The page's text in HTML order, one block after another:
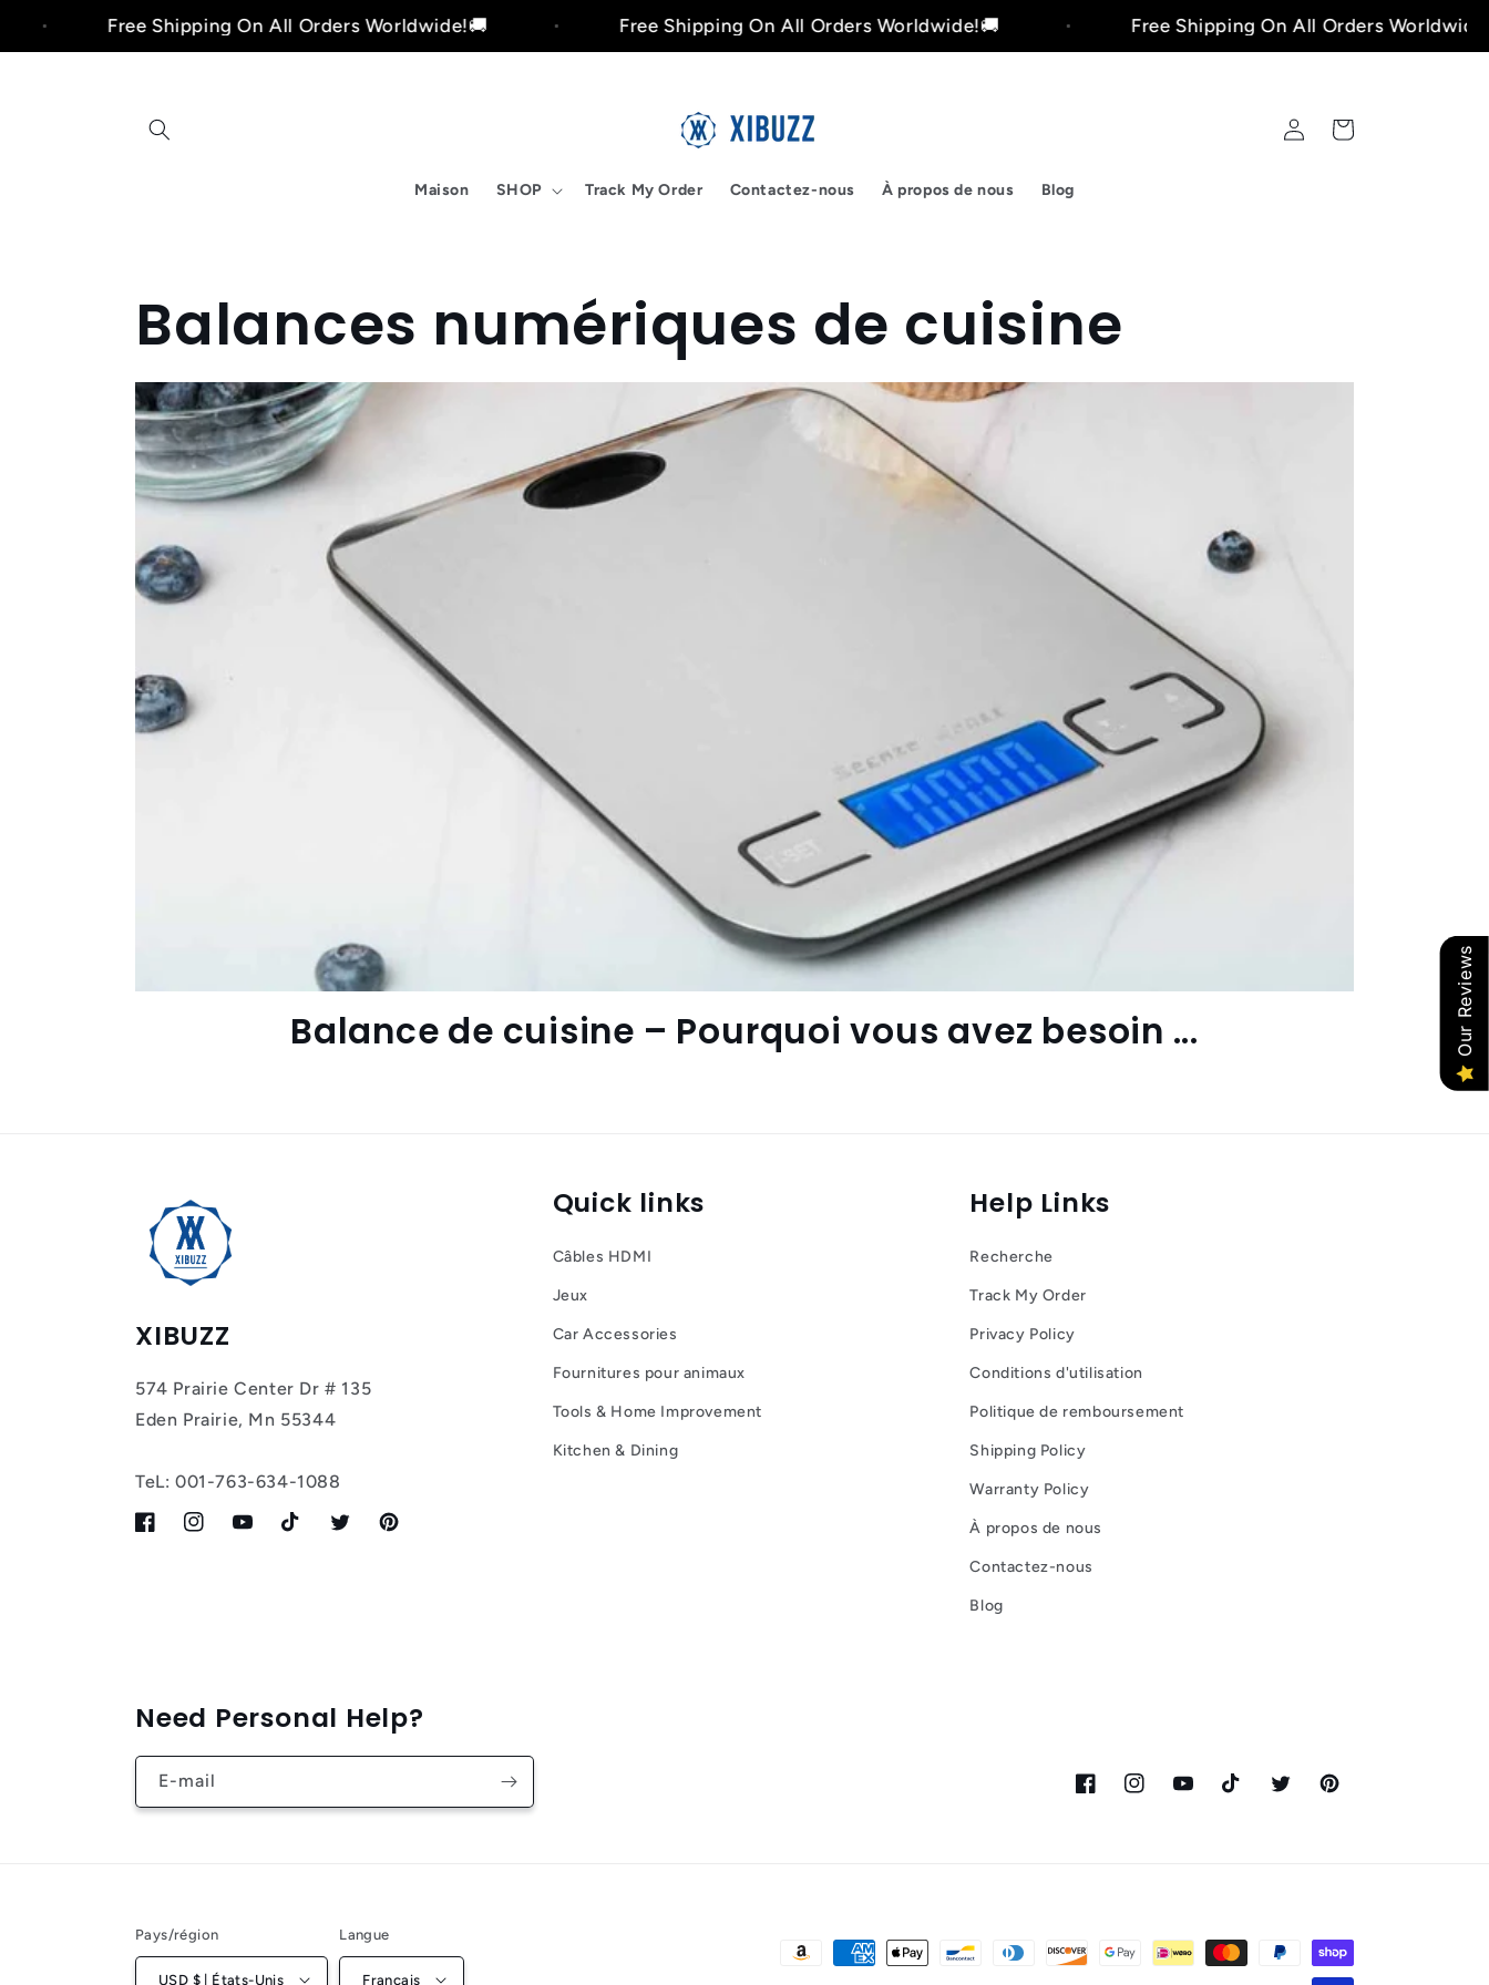
passer Free Shipping On All Orders Worldwide!🚚 Free Shipping On All Orders Worldwide!🚚 Free Shipping On All Orders Worldwide!🚚
Maison SHOP Track My Order Contactez-nous À propos de nous Blog
ConnexionPanier
Balances numériques de cuisine
Balance de cuisine – Pourquoi vous avez besoin ...
XIBUZZ
574 Prairie Center Dr # 135
Eden Prairie, Mn 55344
TeL: 001-763-634-1088
FacebookInstagramYouTubeTikTok TwitterPinterest
Quick links
Câbles HDMI
Jeux
Car Accessories
Fournitures pour animaux
Tools & Home Improvement
Kitchen & Dining
Help Links
Recherche
Track My Order
Privacy Policy
Conditions d'utilisation
Politique de remboursement
Shipping Policy
Warranty Policy
À propos de nous
Contactez-nous
Blog
Need Personal Help?
E-mail
FacebookInstagramYouTubeTikTok TwitterPinterest
Pays/région
USD $ | États-Unis
Langue
Français
Moyens
Our Reviews